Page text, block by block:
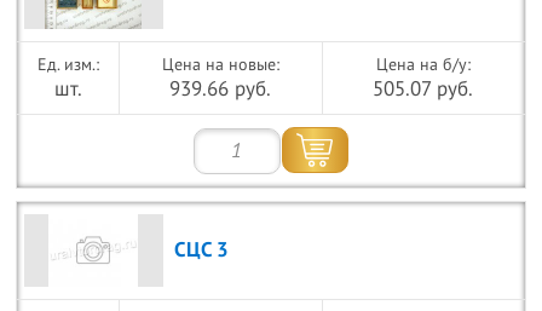
шт.
Цена на новые:
939.66 руб.
Цена на б/у:
505.07 руб.
СЦС 3